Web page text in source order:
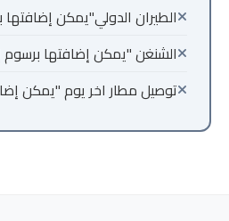
الطيران الدولي"يمكن
الشنغن "يمكن إضافتها
توصيل مطار اخر يوم "يمكن